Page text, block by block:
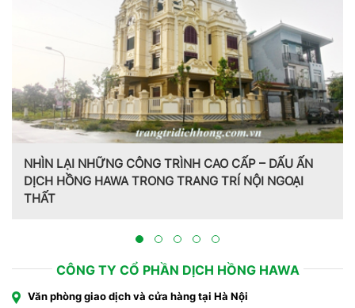
CẤP – DẤU ẤN
NỘI NGOẠI
CÔNG TY CỔ PHẦN DỊCH HỒNG HAWA
Văn phòng giao dịch và cửa hàng tại Hà Nội